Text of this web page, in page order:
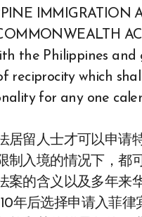
IMMIGRATION
the Philippines
which
for any one
居留人士才可以申请
入境的情况下，都
案的含义以及多年来
年后选择申请入菲